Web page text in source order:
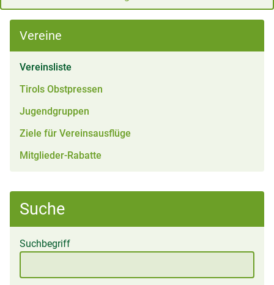
Vereine
Vereinsliste
Tirols Obstpressen
Jugendgruppen
Ziele für Vereinsausflüge
Mitglieder-Rabatte
Suche
Suchbegriff